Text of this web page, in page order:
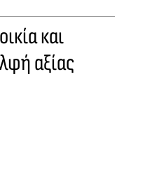
και
αξίας